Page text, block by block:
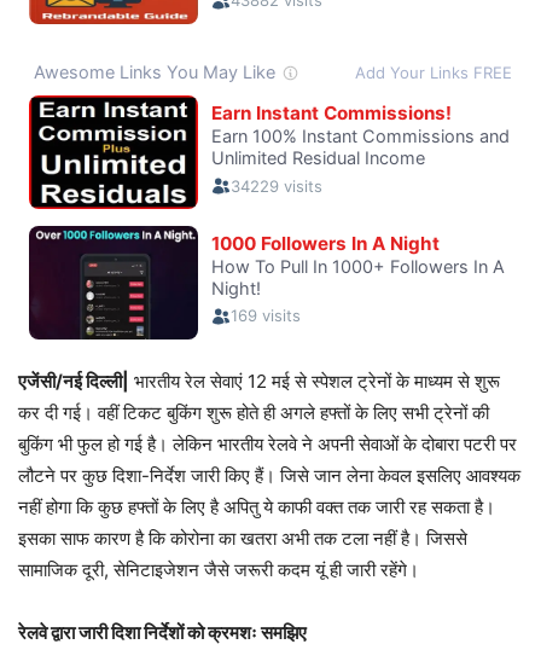
एजेंसी/नई दिल्ली| भारतीय रेल सेवाएं 12 मई से स्पेशल ट्रेनों के माध्यम से शुरू
कर दी गई। वहीं टिकट बुकिंग शुरू होते ही अगले हफ्तों के लिए सभी ट्रेनों की
बुकिंग भी फुल हो गई है। लेकिन भारतीय रेलवे ने अपनी सेवाओं के दोबारा पटरी पर
लौटने पर कुछ दिशा-निर्देश जारी किए हैं। जिसे जान लेना केवल इसलिए आवश्यक
नहीं होगा कि कुछ हफ्तों के लिए है अपितु ये काफी वक्त तक जारी रह सकता है।
इसका साफ कारण है कि कोरोना का खतरा अभी तक टला नहीं है। जिससे
सामाजिक दूरी, सेनिटाइजेशन जैसे जरूरी कदम यूं ही जारी रहेंगे‌।
रेलवे द्वारा जारी दिशा निर्देशों को क्रमशः समझिए